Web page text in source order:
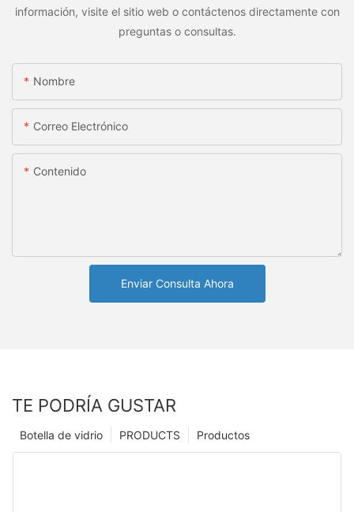
información, visite el sitio web o contáctenos directamente con
preguntas o consultas.
Nombre
Correo Electrónico
Contenido
Enviar Consulta Ahora
TE PODRÍA GUSTAR
Productos
PRODUCTS
Botella de vidrio